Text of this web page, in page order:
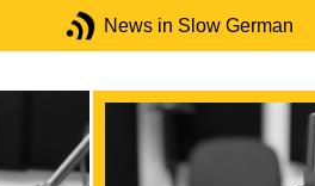
News in Slow German